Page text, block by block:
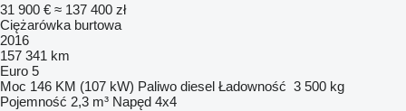
31 900 € ≈ 137 400 zł
Ciężarówka burtowa
2016
157 341 km
Euro 5
Moc 146 KM (107 kW) Paliwo diesel Ładowność 3 500 kg
Pojemność 2,3 m³ Napęd 4x4